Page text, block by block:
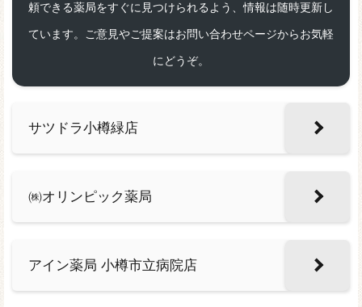
頼できる薬局をすぐに見つけられるよう、情報は随時更新し
ています。ご意見やご提案はお問い合わせページからお気軽
にどうぞ。
サツドラ小樽緑店
㈱オリンピック薬局
アイン薬局 小樽市立病院店